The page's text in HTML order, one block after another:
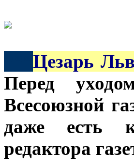
Цезарь
Перед
Всесоюзной
даже есть
редактора